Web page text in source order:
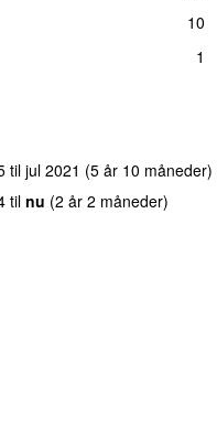
10
1
til jul 2021 (5 år 10 måneder)
til nu (2 år 2 måneder)